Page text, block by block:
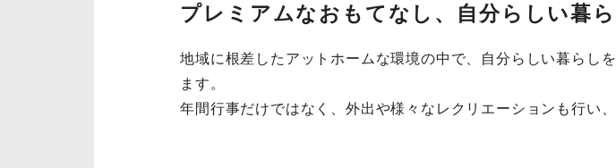
プレミアムなおもてなし、自分らしい暮
地域に根差したアットホームな環境の中で、自分らしい暮らし
ます。
年間行事だけではなく、外出や様々なレクリエーションも行い